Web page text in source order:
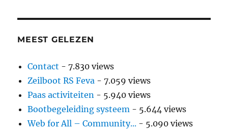
MEEST GELEZEN
Contact - 7.830 views
Zeilboot RS Feva - 7.059 views
Paas activiteiten - 5.940 views
Bootbegeleiding systeem - 5.644 views
Web for All – Community... - 5.090 views